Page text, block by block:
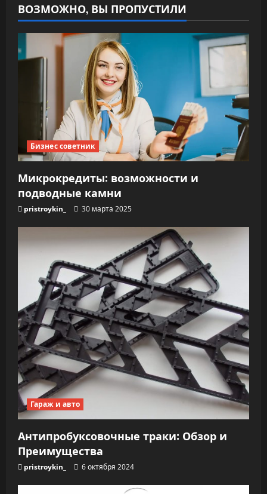
ВОЗМОЖНО, ВЫ ПРОПУСТИЛИ
Бизнес советник
Микрокредиты: возможности и
подводные камни
pristroykin_ 30 марта 2025
Гараж и авто
Антипробуксовочные траки: Обзор и
Преимущества
pristroykin_ 6 октября 2024